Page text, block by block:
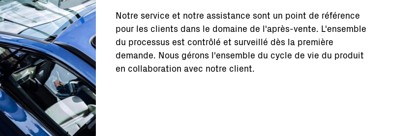
Notre service et notre assistance sont un point de référence
pour les clients dans le domaine de l'après-vente. L'ensemble
du processus est contrôlé et surveillé dès la première
demande. Nous gérons l'ensemble du cycle de vie du produit
en collaboration avec notre client.